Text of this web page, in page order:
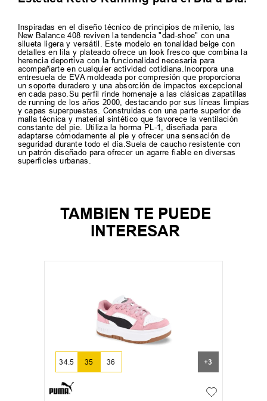
Inspiradas en el diseño técnico de principios de milenio, las
New Balance 408 reviven la tendencia "dad-shoe" con una
silueta ligera y versátil. Este modelo en tonalidad beige con
detalles en lila y plateado ofrece un look fresco que combina la
herencia deportiva con la funcionalidad necesaria para
acompañarte en cualquier actividad cotidiana.Incorpora una
entresuela de EVA moldeada por compresión que proporciona
un soporte duradero y una absorción de impactos excepcional
en cada paso.Su perfil rinde homenaje a las clásicas zapatillas
de running de los años 2000, destacando por sus líneas limpias
y capas superpuestas. Construidas con una parte superior de
malla técnica y material sintético que favorece la ventilación
constante del pie. Utiliza la horma PL-1, diseñada para
adaptarse cómodamente al pie y ofrecer una sensación de
seguridad durante todo el día.Suela de caucho resistente con
un patrón diseñado para ofrecer un agarre fiable en diversas
superficies urbanas.
TAMBIEN TE PUEDE
INTERESAR
34.5 35 36 +3